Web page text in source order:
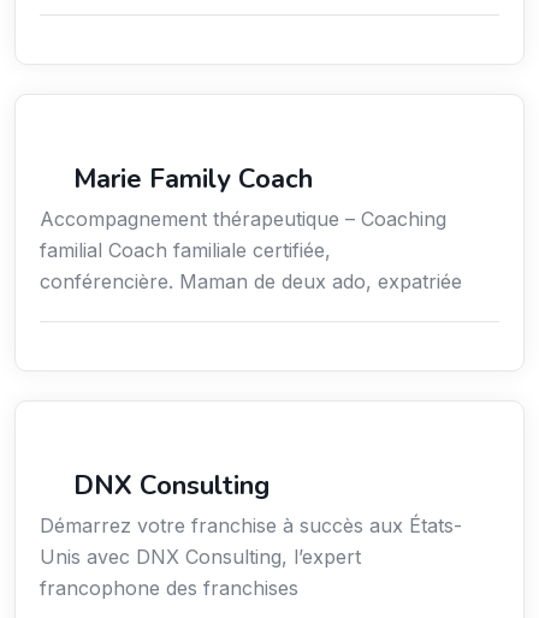
Marie Family Coach
Accompagnement thérapeutique – Coaching
familial Coach familiale certifiée,
conférencière. Maman de deux ado, expatriée
DNX Consulting
Démarrez votre franchise à succès aux États-
Unis avec DNX Consulting, l’expert
francophone des franchises